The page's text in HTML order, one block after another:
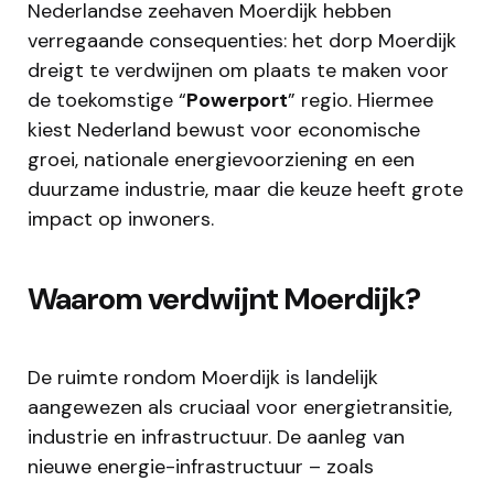
Nederlandse zeehaven Moerdijk hebben
verregaande consequenties: het dorp Moerdijk
dreigt te verdwijnen om plaats te maken voor
de toekomstige “Powerport” regio. Hiermee
kiest Nederland bewust voor economische
groei, nationale energievoorziening en een
duurzame industrie, maar die keuze heeft grote
impact op inwoners.​
Waarom verdwijnt Moerdijk?
De ruimte rondom Moerdijk is landelijk
aangewezen als cruciaal voor energietransitie,
industrie en infrastructuur. De aanleg van
nieuwe energie-infrastructuur – zoals